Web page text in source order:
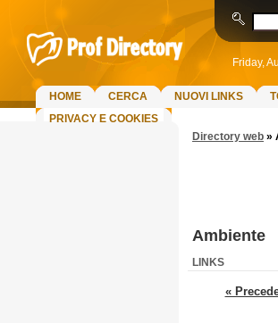
Friday,
HOME CERCA NUOVI LINKS
PRIVACY E COOKIES
Directory web »
Ambiente
LINKS
«